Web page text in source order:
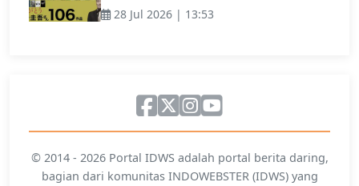
28 Jul 2026 | 13:53
© 2014 - 2026 Portal IDWS adalah portal berita daring,
bagian dari komunitas INDOWEBSTER (IDWS) yang